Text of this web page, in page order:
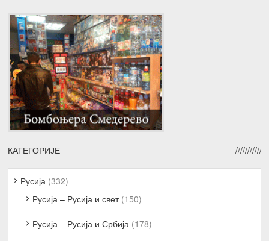
КАТЕГОРИЈЕ
Русија (332)
Русија – Русија и свет(150)
Русија – Русија и Србија (178)